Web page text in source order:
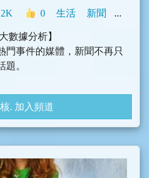
2K 0 生活 新聞 中文圈
數據分析】
門事件的媒體，新聞不再只
題。
，讓人和人之間少了面對面
？
發心情時，朋友的關心卻讓
加入頻道